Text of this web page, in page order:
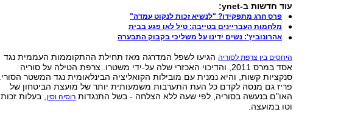
עוד חדשות ב-ynet:
פרס חרג מתפקידו? "לנשיא זכות לנקוט עמדה"
מלחמות העבריינים בטייבה: טיל לאו פגע בבית
אהרונוביץ': נשים ידינו על משליכי בקבוק התבערה
היחסים בין צרפת לסוריההגיעו לשפל המדרגה מאז תחילת ההתקוממות העממית נגד
אסד במרס 2011, והדיכוי האכזרי שלה על-ידי משטרו. צרפת הטילה על סוריה
סנקציות קשות, והיא נמנית עם מובילות הקואליציה הבינלאומית נגד המשטר הסורי.
פריז גם מנסה לקדם כל העת התערבות משמעותית יותר של מועצת הביטחון של
האו"ם בנעשה בסוריה, לפי שעה ללא הצלחה - בשל התנגדות רוסיה וסין
, בעלות זכות
וטו במועצה.